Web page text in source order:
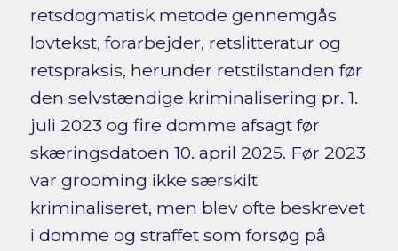
retsdogmatisk metode gennemgås
lovtekst, forarbejder, retslitteratur og
retspraksis, herunder retstilstanden før
den selvstændige kriminalisering pr. 1.
juli 2023 og fire domme afsagt før
skæringsdatoen 10. april 2025. Før 2023
var grooming ikke særskilt
kriminaliseret, men blev ofte beskrevet
i domme og straffet som forsøg på